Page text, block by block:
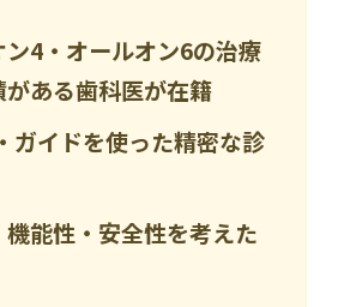
ン4・オールオン6の治療
がある歯科医が在籍
ガイドを使った精密な診
機能性・安全性を考えた